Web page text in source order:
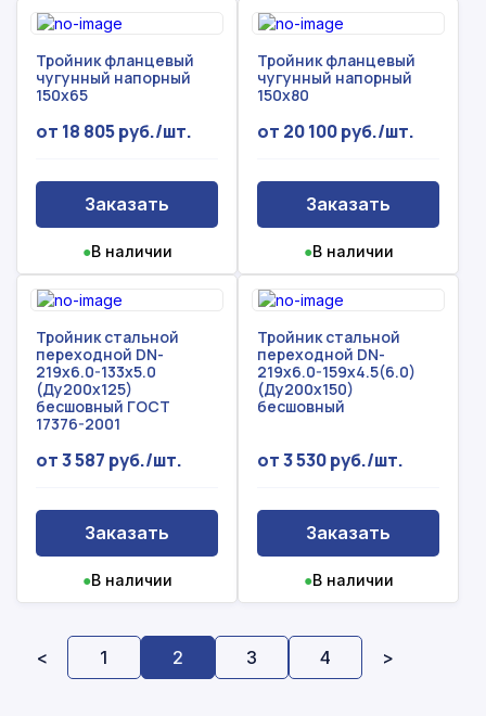
Тройник фланцевый
чугунный напорный
150х65
от 18 805 руб./шт.
Заказать
●В наличии
Тройник фланцевый
чугунный напорный
150х80
от 20 100 руб./шт.
Заказать
●В наличии
Тройник стальной
переходной DN-
219х6.0-133х5.0
(Ду200х125)
бесшовный ГОСТ
17376-2001
от 3 587 руб./шт.
Заказать
●В наличии
Тройник стальной
переходной DN-
219х6.0-159х4.5(6.0)
(Ду200х150)
бесшовный
от 3 530 руб./шт.
Заказать
●В наличии
< 1 2 3 4 >